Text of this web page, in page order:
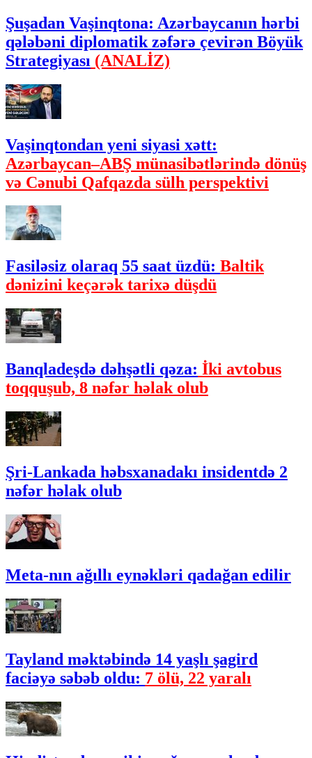
Şuşadan Vaşinqtona: Azərbaycanın hərbi
qələbəni diplomatik zəfərə çevirən Böyük
Strategiyası (ANALİZ)
Vaşinqtondan yeni siyasi xətt:
Azərbaycan–ABŞ münasibətlərində dönüş
və Cənubi Qafqazda sülh perspektivi
Fasiləsiz olaraq 55 saat üzdü: Baltik
dənizini keçərək tarixə düşdü
Banqladeşdə dəhşətli qəza: İki avtobus
toqquşub, 8 nəfər həlak olub
Şri-Lankada həbsxanadakı insidentdə 2
nəfər həlak olub
Meta-nın ağıllı eynəkləri qadağan edilir
Tayland məktəbində 14 yaşlı şagird
faciəyə səbəb oldu: 7 ölü, 22 yaralı